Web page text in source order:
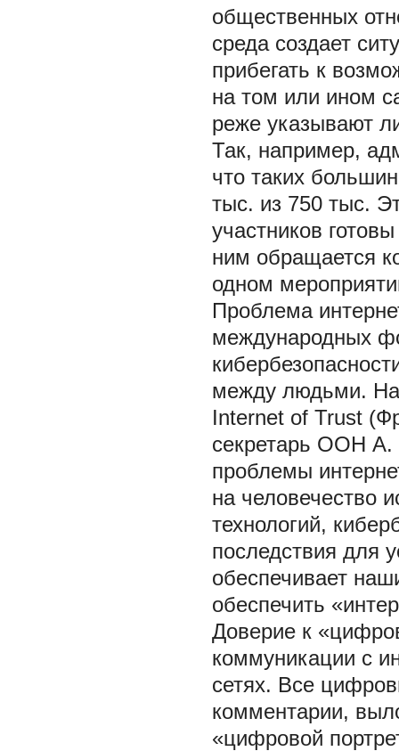
общественных
среда создает
прибегать к
на том или ином
реже указывают
Так, например,
что таких
тыс. из 750 тыс.
участников
ним обращается
одном
Проблема
международных
между людьми. На
Internet of Trust
секретарь ООН А.
проблемы
на человечество
технологий,
последствия для
обеспечивает
обеспечить
Доверие к
коммуникации с
сетях. Все
комментарии,
«цифровой